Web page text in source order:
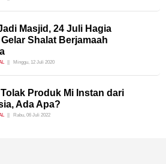
Masjid, 24 Juli Hagia
Shalat Berjamaah
Minggu, 12 Juli 2020
Produk Mi Instan dari
Ada Apa?
Rabu, 06 Juli 2022